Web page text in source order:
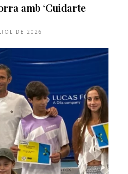
amb ‘Cuidarte
DE 2026